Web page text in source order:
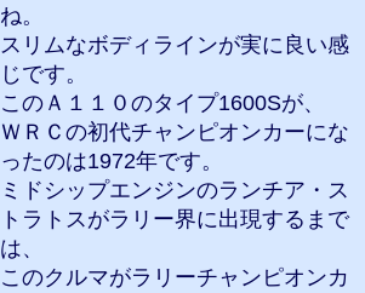
ね。
スリムなボディラインが実に良い感
じです。
このＡ１１０のタイプ1600Sが、
ＷＲＣの初代チャンピオンカーにな
ったのは1972年です。
ミドシップエンジンのランチア・ス
トラトスがラリー界に出現するまで
は、
このクルマがラリーチャンピオンカ